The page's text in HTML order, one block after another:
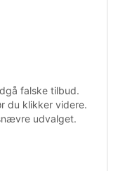
falske tilbud.
du klikker videre.
udvalget.